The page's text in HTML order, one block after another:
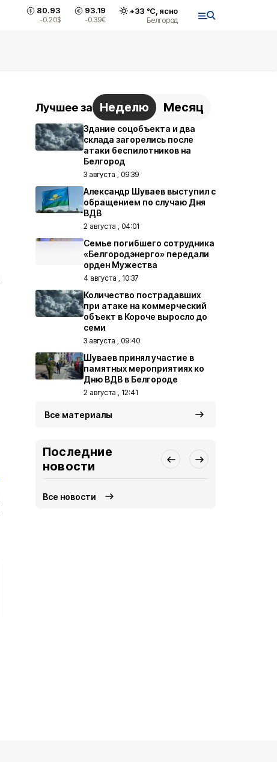
80.93
-0.20$
93.19
-0.39€
+33 °С, ясно
Белгород
Лучшее за Неделю Месяц
Здание соцобъекта и два
склада загорелись после
атаки беспилотников на
Белгород
3 августа , 09:39
Александр Шуваев выступил с
обращением по случаю Дня
ВДВ
2 августа , 04:01
Семье погибшего сотрудника
«Белгородэнерго» передали
орден Мужества
4 августа , 10:37
Количество пострадавших
при атаке на коммерческий
объект в Короче выросло до
семи
3 августа , 09:40
Шуваев принял участие в
памятных мероприятиях ко
Дню ВДВ в Белгороде
2 августа , 12:41
Все материалы
Последние
новости
Все новости